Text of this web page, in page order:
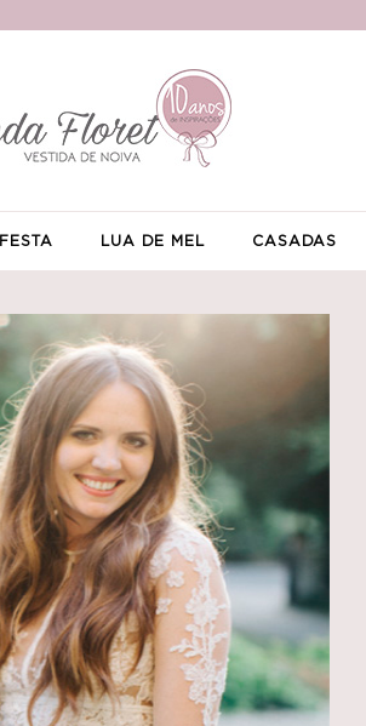
FESTA LUA DE MEL CASADAS